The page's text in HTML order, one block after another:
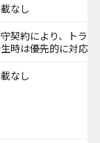
なし
契約により、トラブ
時は優先的に対応
なし